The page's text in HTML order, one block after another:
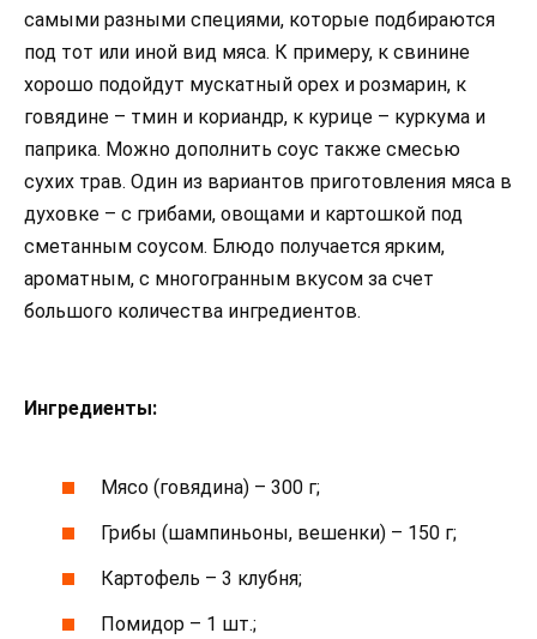
самыми разными специями, которые подбираются
под тот или иной вид мяса. К примеру, к свинине
хорошо подойдут мускатный орех и розмарин, к
говядине – тмин и кориандр, к курице – куркума и
паприка. Можно дополнить соус также смесью
сухих трав. Один из вариантов приготовления мяса в
духовке – с грибами, овощами и картошкой под
сметанным соусом. Блюдо получается ярким,
ароматным, с многогранным вкусом за счет
большого количества ингредиентов.
Ингредиенты:
Мясо (говядина) – 300 г;
Грибы (шампиньоны, вешенки) – 150 г;
Картофель – 3 клубня;
Помидор – 1 шт.;